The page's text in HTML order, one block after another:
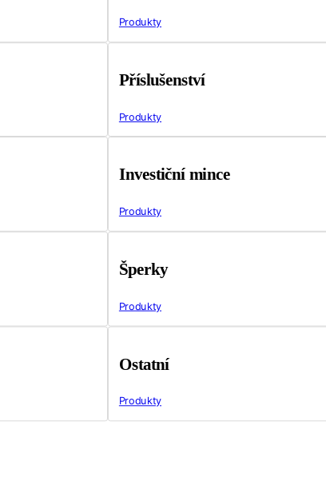
Produkty
Příslušenství
Produkty
Investiční mince
Produkty
Šperky
Produkty
Ostatní
Produkty